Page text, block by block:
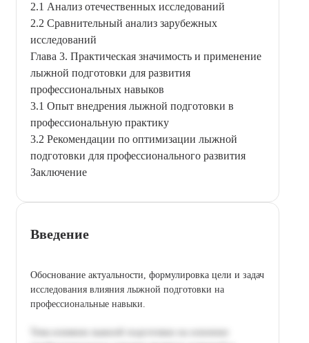
2.1 Анализ отечественных исследований
2.2 Сравнительный анализ зарубежных
исследований
Глава 3. Практическая значимость и применение
лыжной подготовки для развития
профессиональных навыков
3.1 Опыт внедрения лыжной подготовки в
профессиональную практику
3.2 Рекомендации по оптимизации лыжной
подготовки для профессионального развития
Заключение
Введение
Обоснование актуальности, формулировка цели и задач
исследования влияния лыжной подготовки на
профессиональные навыки.